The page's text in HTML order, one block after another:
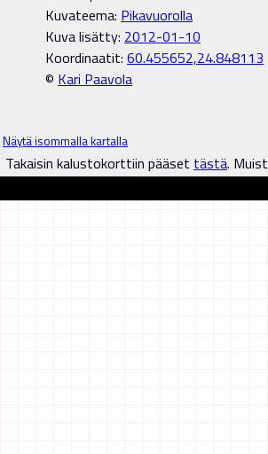
Kuvateema: Pikavuorolla
Kuva lisätty: 2012-01-10
Koordinaatit: 60.455652,24.848113
© Kari Paavola
Näytä isommalla kartalla
Takaisin kalustokorttiin pääset tästä.